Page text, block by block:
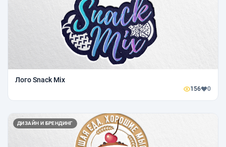
Лого Snack Mix
156 0
ДИЗАЙН И БРЕНДИНГ